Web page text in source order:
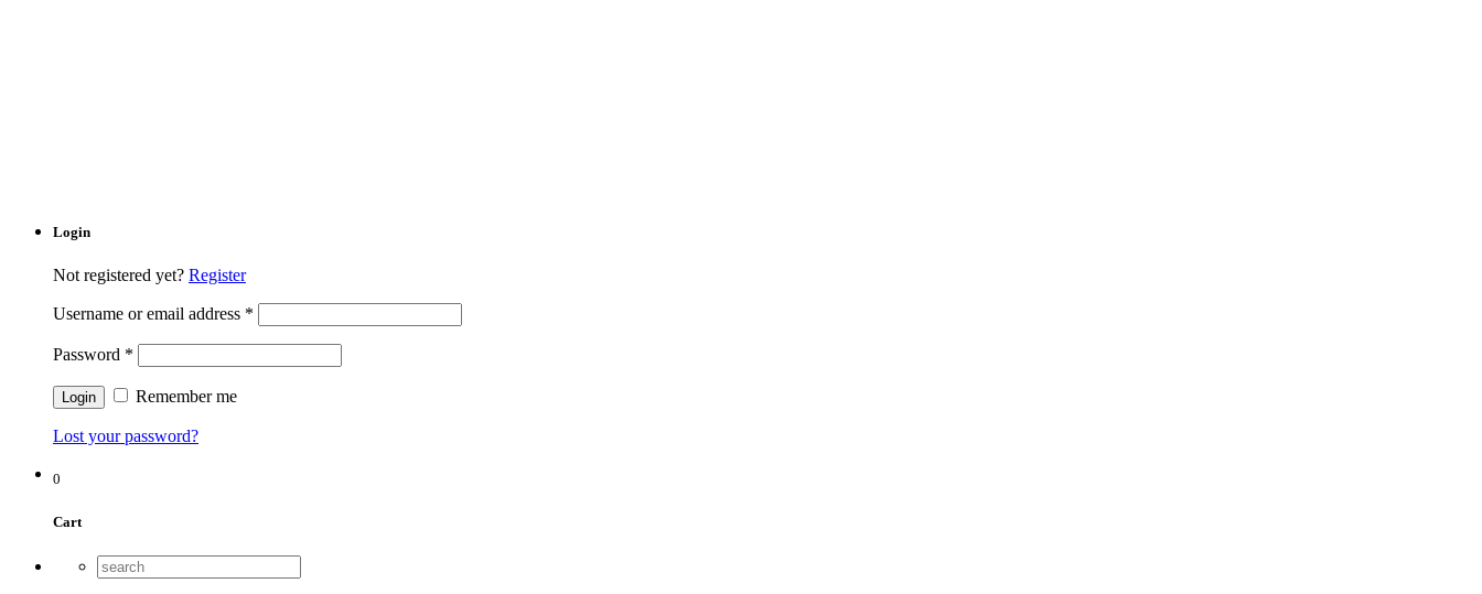
Login
Not registered yet? Register
Username or email address *
Password *
Remember me
Lost your password?
0
Cart